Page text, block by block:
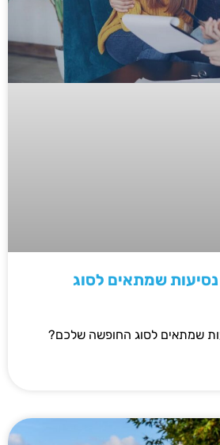
נסיעות שמתאים לסוג
שמתאים לסוג החופשה שלכם?